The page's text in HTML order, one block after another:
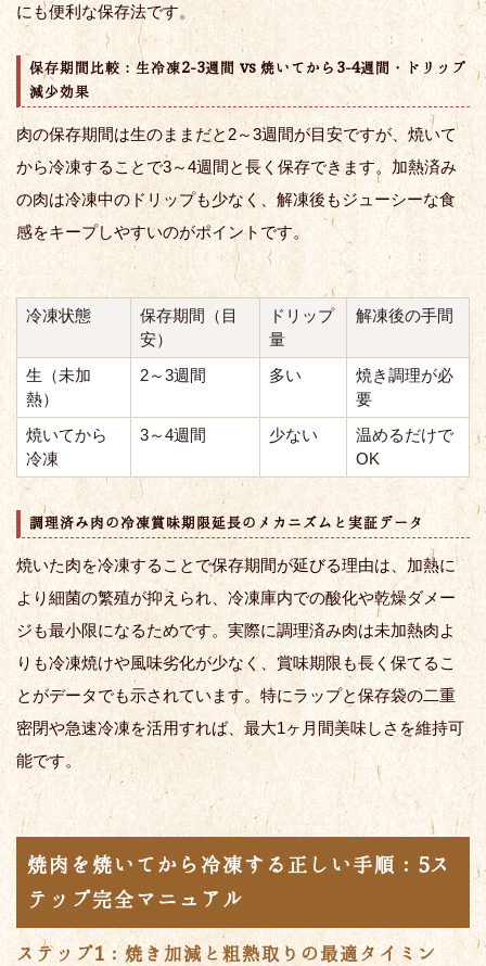
にも便利な保存法です。
保存期間比較：生冷凍2-3週間 vs 焼いてから3-4週間・ドリップ
減少効果
肉の保存期間は生のままだと2～3週間が目安ですが、焼いて
から冷凍することで3～4週間と長く保存できます。加熱済み
の肉は冷凍中のドリップも少なく、解凍後もジューシーな食
感をキープしやすいのがポイントです。
冷凍状態
保存期間（目
安）
ドリップ
量
解凍後の手間
生（未加
熱）
2～3週間 多い
焼き調理が必
要
焼いてから
冷凍
3～4週間 少ない
温めるだけで
OK
調理済み肉の冷凍賞味期限延長のメカニズムと実証データ
焼いた肉を冷凍することで保存期間が延びる理由は、加熱に
より細菌の繁殖が抑えられ、冷凍庫内での酸化や乾燥ダメー
ジも最小限になるためです。実際に調理済み肉は未加熱肉よ
りも冷凍焼けや風味劣化が少なく、賞味期限も長く保てるこ
とがデータでも示されています。特にラップと保存袋の二重
密閉や急速冷凍を活用すれば、最大1ヶ月間美味しさを維持可
能です。
焼肉を焼いてから冷凍する正しい手順：5ス
テップ完全マニュアル
ステップ1：焼き加減と粗熱取りの最適タイミン